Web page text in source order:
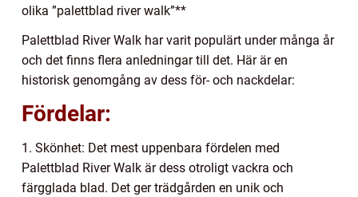
olika ”palettblad river walk”**
Palettblad River Walk har varit populärt under många år
och det finns flera anledningar till det. Här är en
historisk genomgång av dess för- och nackdelar:
Fördelar:
1. Skönhet: Det mest uppenbara fördelen med
Palettblad River Walk är dess otroligt vackra och
färgglada blad. Det ger trädgården en unik och